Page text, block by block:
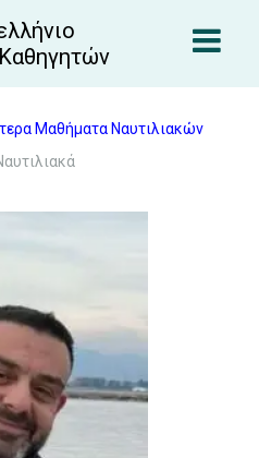
Μαθήματα Ναυτιλιακών